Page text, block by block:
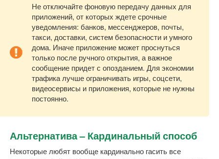
Не отключайте фоновую передачу данных для
приложений, от которых ждете срочные
уведомления: банков, мессенджеров, почты,
такси, доставки, систем безопасности и умного
дома. Иначе приложение может проснуться
только после ручного открытия, а важное
сообщение придет с опозданием. Для экономии
трафика лучше ограничивать игры, соцсети,
видеосервисы и приложения, которые не нужны
постоянно.
Альтернатива – Кардинальный способ
Некоторые любят вообще кардинально гасить все